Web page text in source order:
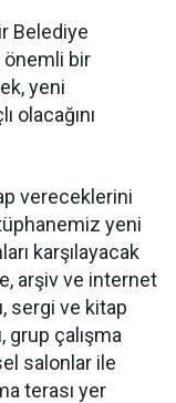
Belediye
önemli bir
yeni
olacağını
vereceklerini
yeni
karşılayacak
arşiv ve internet
sergi ve kitap
grup çalışma
salonlar ile
terası yer